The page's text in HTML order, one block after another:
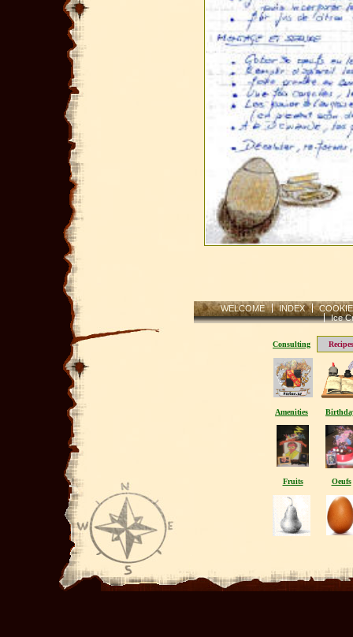
WELCOME INDEX
Ice
Consulting Recipes
Amenities
Fruits Oeufs